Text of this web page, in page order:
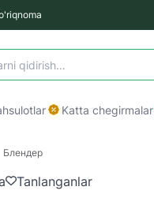
Katta chegirmalar
Блендер
Tanlanganlar